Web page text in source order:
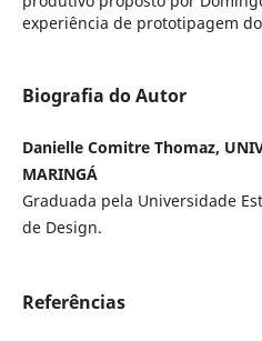
experiência de prototipagem
Biografia do Autor
Danielle Comitre Thomaz,
MARINGÁ
Graduada pela Universidade
de Design.
Referências